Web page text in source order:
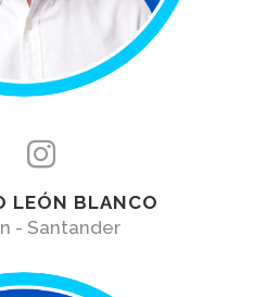
LEÓN BLANCO
- Santander